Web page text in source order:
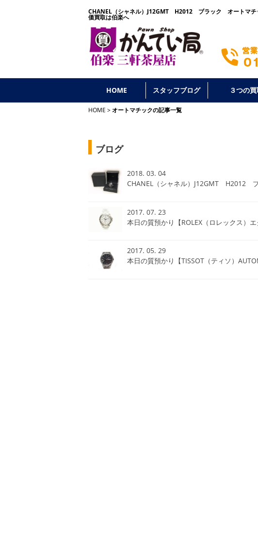
CHANEL（シャネル）J12GMT H2012 ブラック オートマチ
価買取は伯楽へ
HOME スタッフブログ ３つの
HOME オートマチックの記事一覧
ブログ
2018. 03. 04
CHANEL（シャネル）J12GMT H2012
2017. 07. 23
本日の質預かり【ROLEX（ロレックス
2017. 05. 29
本日の質預かり【TISSOT（ティソ）